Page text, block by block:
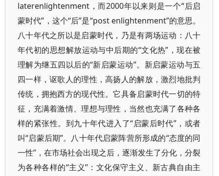
laterenlightenment，而2000年以来则是一个“后启
蒙时代”，这个“后”是“post enlightenment”的意思。
八十年代之所以是启蒙时代，乃是有两场运动：八十
年代初的思想解放运动与中后期的“文化热”，现在被
理解为继五四以后的“新启蒙运动”。新启蒙运动与五
四一样，讴歌人的理性，高扬人的解放，激烈地批判
传统，拥抱西方的现代性。它具备启蒙时代一切的特
征，充满着激情、理想与理性，当然也充满了各种各
样的紧张性。到九十年代进入了“启蒙后时代”，或者
叫“启蒙后期”。八十年代启蒙阵营所形成的“态度的同
一性”，在市场社会出现之后，逐渐发生了分化，分裂
为各种各样的“主义”：文化保守主义、新古典自由主